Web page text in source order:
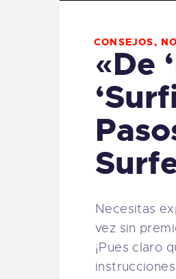
CONSEJOS,
«De
Necesitas
vez sin
¡Pues claro